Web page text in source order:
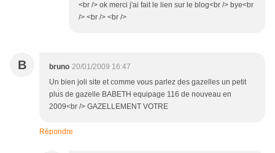
<br /> ok merci j'ai fait le lien sur le blog<br /> bye<br
/> <br /> <br />
B bruno 20/01/2009 16:47
Un bien joli site et comme vous parlez des gazelles un petit
plus de gazelle BABETH equipage 116 de nouveau en
2009<br /> GAZELLEMENT VOTRE
Répondre